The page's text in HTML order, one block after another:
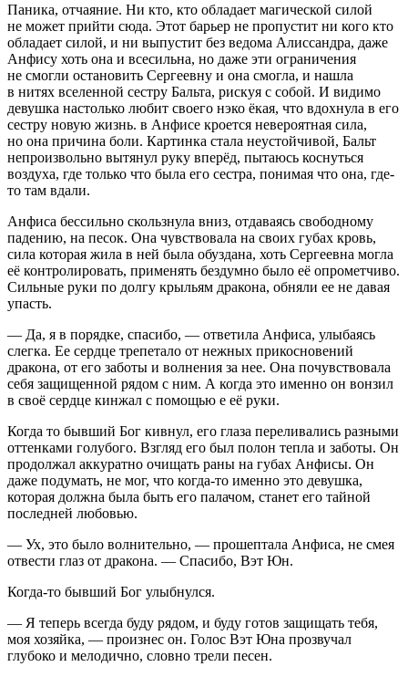
Паника, отчаяние. Ни кто, кто обладает магической силой
не может прийти сюда. Этот барьер не пропустит ни кого кто
обладает силой, и ни выпустит без ведома Алиссандра, даже
Анфису хоть она и всесильна, но даже эти ограничения
не смогли остановить Сергеевну и она смогла, и нашла
в нитях вселенной сестру Бальта, рискуя с собой. И видимо
девушка настолько любит своего нэко ёкая, что вдохнула в его
сестру новую жизнь. в Анфисе кроется невероятная сила,
но она причина боли. Картинка стала неустойчивой, Бальт
непроизвольно вытянул руку вперёд, пытаюсь коснуться
воздуха, где только что была его сестра, понимая что она, где-
то там вдали.
Анфиса бессильно скользнула вниз, отдаваясь свободному
падению, на песок. Она чувствовала на своих губах кровь,
сила которая жила в ней была обуздана, хоть Сергеевна могла
её контролировать, применять бездумно было её опрометчиво.
Сильные руки по долгу крыльям дракона, обняли ее не давая
упасть.
— Да, я в порядке, спасибо, — ответила Анфиса, улыбаясь
слегка. Ее сердце трепетало от нежных прикосновений
дракона, от его заботы и волнения за нее. Она почувствовала
себя защищенной рядом с ним. А когда это именно он вонзил
в своё сердце кинжал с помощью е её руки.
Когда то бывший Бог кивнул, его глаза переливались разными
оттенками голубого. Взгляд его был полон тепла и заботы. Он
продолжал аккуратно очищать раны на губах Анфисы. Он
даже подумать, не мог, что когда-то именно это девушка,
которая должна была быть его палачом, станет его тайной
последней любовью.
— Ух, это было волнительно, — прошептала Анфиса, не смея
отвести глаз от дракона. — Спасибо, Вэт Юн.
Когда-то бывший Бог улыбнулся.
— Я теперь всегда буду рядом, и буду готов защищать тебя,
моя хозяйка, — произнес он. Голос Вэт Юна прозвучал
глубоко и мелодично, словно трели песен.